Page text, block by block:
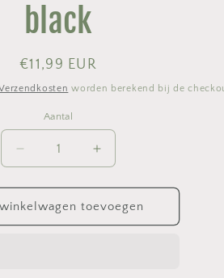
black
Normale
prijs
€11,99 EUR
worden berekend bij de
Aantal
Aantal
Aantal
verlagen
voor
Kitchen
towel
Aantal
verhogen
voor
Kitchen
towel
toevoegen